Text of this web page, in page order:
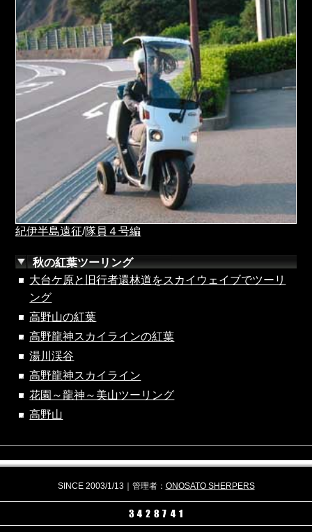
紀伊半島遠征/隊員４号編
秋の紅葉ツーリング
大台ケ原と旧行者還林道をスカイウェイブでツーリ
ング
高野山の紅葉
高野龍神スカイラインの紅葉
湯川渓谷
高野龍神スカイライン
花園～龍神～美山ツーリング
高野山
SINCE 2003/1/13｜管理者： ONOSATO SHERPERS